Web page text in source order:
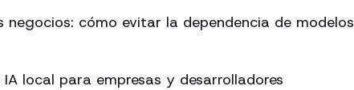
cómo evitar la dependencia de modelos
local para empresas y desarrolladores